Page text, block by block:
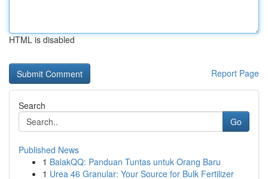
HTML is disabled
Report Page
Search
Go
Published News
1 BalakQQ: Panduan Tuntas untuk Orang Baru
1 Urea 46 Granular: Your Source for Bulk Fertilizer